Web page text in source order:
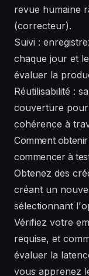
revue humaine
(correcteur).
Suivi :
chaque jour et
évaluer la
Réutilisabilité :
couverture
cohérence à
Comment
commencer à
Obtenez des
créant un
sélectionnant
Vérifiez votre
requise, et
évaluer la
vous apprenez